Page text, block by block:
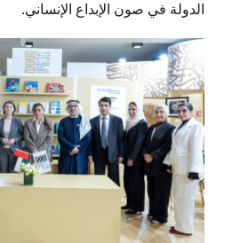
الدولة في صون الإبداع الإنساني.